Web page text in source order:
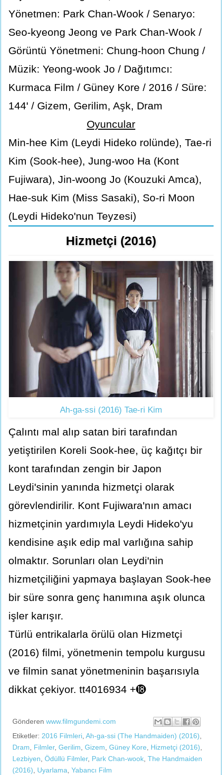
Yönetmen: Park Chan-Wook / Senaryo:
Seo-kyeong Jeong ve Park Chan-Wook /
Görüntü Yönetmeni: Chung-hoon Chung /
Müzik: Yeong-wook Jo / Dağıtımcı:
Kurmaca Film / Güney Kore / 2016 / Süre:
144' / Gizem, Gerilim, Aşk, Dram
Oyuncular
Min-hee Kim (Leydi Hideko rolünde), Tae-ri
Kim (Sook-hee), Jung-woo Ha (Kont
Fujiwara), Jin-woong Jo (Kouzuki Amca),
Hae-suk Kim (Miss Sasaki), So-ri Moon
(Leydi Hideko'nun Teyzesi)
Hizmetçi (2016)
Ah-ga-ssi (2016) Tae-ri Kim
Çalıntı mal alıp satan biri tarafından
yetiştirilen Koreli Sook-hee, üç kağıtçı bir
kont tarafından zengin bir Japon
Leydi'sinin yanında hizmetçi olarak
görevlendirilir. Kont Fujiwara'nın amacı
hizmetçinin yardımıyla Leydi Hideko'yu
kendisine aşık edip mal varlığına sahip
olmaktır. Sorunları olan Leydi'nin
hizmetçiliğini yapmaya başlayan Sook-hee
bir süre sonra genç hanımına aşık olunca
işler karışır.
Türlü entrikalarla örülü olan Hizmetçi
(2016) filmi, yönetmenin tempolu kurgusu
ve filmin sanat yönetmeninin başarısıyla
dikkat çekiyor. tt4016934 +⓲
Gönderen www.filmgundemi.com
Etiketler: 2016 Filmleri Ah-ga-ssi (The Handmaiden) (2016)
Dram
Filmler, Gerilim Gizem Güney Kore Hizmetçi (2016)
Lezbiyen Ödüllü Filmler, Park Chan-wook The Handmaiden
(2016)
Uyarlama Yabancı Film